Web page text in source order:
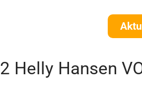
Helly Hansen